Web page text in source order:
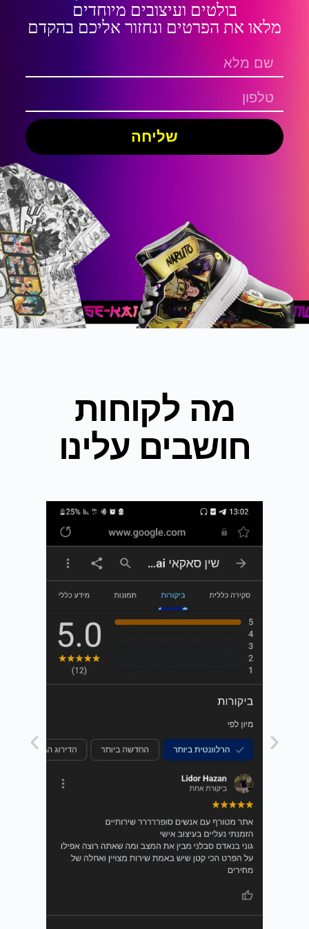
בולטים ועיצובים מיוחדים
מלאו את הפרטים ונחזור אליכם בהקדם
שליחה
מה לקוחות
חושבים עלינו